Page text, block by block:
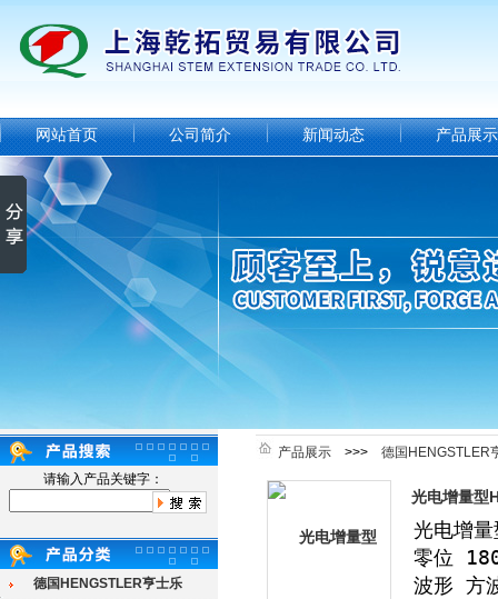
网站首页 公司简介 新闻动态 产品展示
请输入产品关键字：
德国HENGSTLER亨士乐
产品展示 >>> 德国HENGSTLER
光电增量型